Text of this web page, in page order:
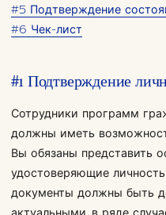
#5 Подтверждение
#6 Чек-лист
#1 Подтверждение
Сотрудники программ
должны иметь
Вы обязаны представить
удостоверяющие
документы должны быть